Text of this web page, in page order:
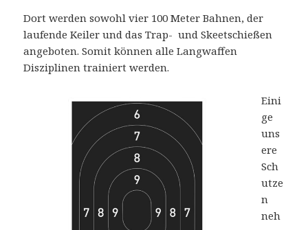
Dort werden sowohl vier 100 Meter Bahnen, der
laufende Keiler und das Trap- und Skeetschießen
angeboten. Somit können alle Langwaffen
Disziplinen trainiert werden.
Eini
ge
uns
ere
Sch
utze
n
neh